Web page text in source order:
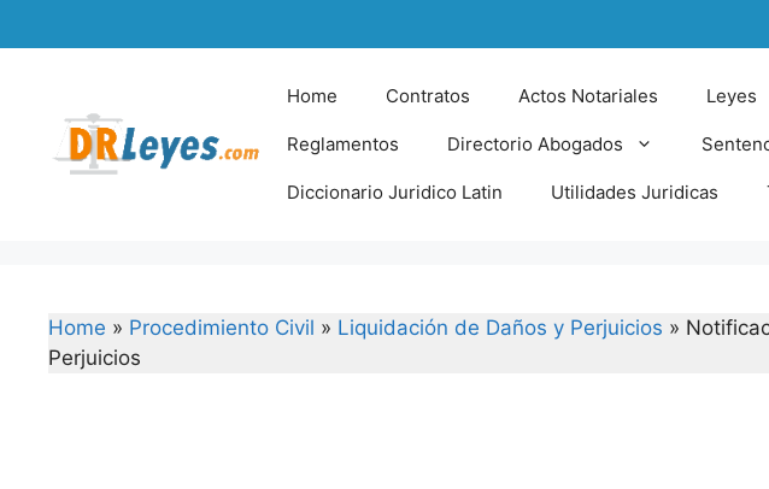
to
Home Contratos Actos Notariales Leyes
Reglamentos Directorio Abogados
Diccionario Juridico Latin Utilidades Juridicas
Home » Procedimiento Civil » Liquidación de Daños y Perjuicios »
Perjuicios